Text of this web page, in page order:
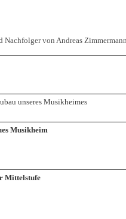
Nachfolger von Andreas
unseres Musikheimes
Musikheim
Mittelstufe